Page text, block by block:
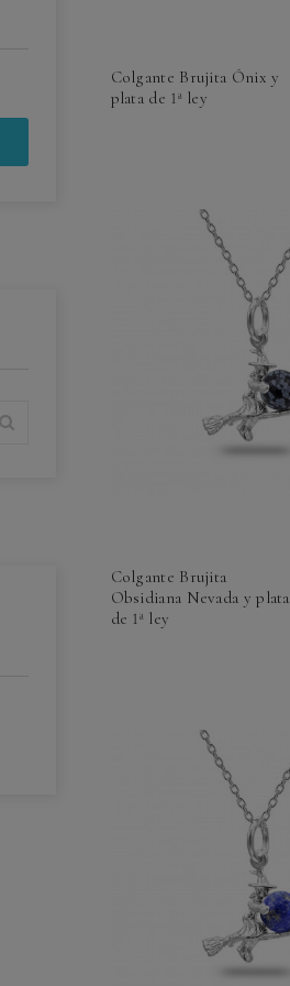
Colgante Brujita Ónix y
plata de 1ª ley
Colgante Brujita
Obsidiana Nevada y plata
de 1ª ley